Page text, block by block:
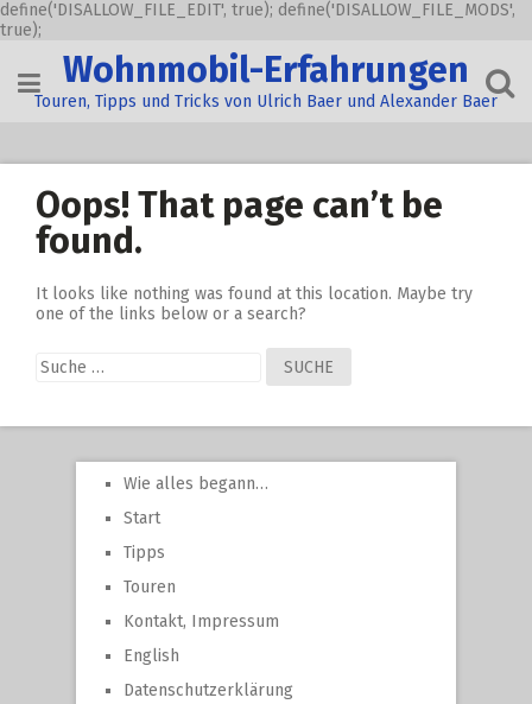
define('DISALLOW_FILE_EDIT', true); define('DISALLOW_FILE_MODS',
true);
content
Wohnmobil-Erfahrungen
Touren, Tipps und Tricks von Ulrich Baer und Alexander Baer
Oops! That page can’t be
found.
It looks like nothing was found at this location. Maybe try
one of the links below or a search?
Suche
nach:
Wie alles begann…
Start
Tipps
Touren
Kontakt, Impressum
English
Datenschutzerklärung